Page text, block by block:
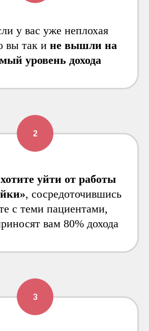
у вас уже неплохая
вы так и не вышли на
уровень дохода
уйти от работы
, сосредоточившись
с теми пациентами,
вам 80% дохода